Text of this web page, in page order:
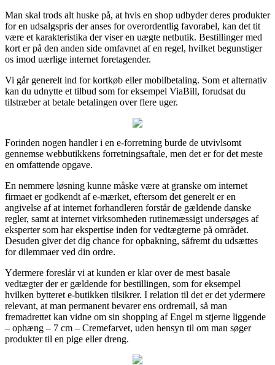
Man skal trods alt huske på, at hvis en shop udbyder deres produkter
for en udsalgspris der anses for overordentlig favorabel, kan det tit
være et karakteristika der viser en uægte netbutik. Bestillinger med
kort er på den anden side omfavnet af en regel, hvilket begunstiger
os imod uærlige internet foretagender.
Vi går generelt ind for kortkøb eller mobilbetaling. Som et alternativ
kan du udnytte et tilbud som for eksempel ViaBill, forudsat du
tilstræber at betale betalingen over flere uger.
Forinden nogen handler i en e-forretning burde de utvivlsomt
gennemse webbutikkens forretningsaftale, men det er for det meste
en omfattende opgave.
En nemmere løsning kunne måske være at granske om internet
firmaet er godkendt af e-mærket, eftersom det generelt er en
angivelse af at internet forhandleren forstår de gældende danske
regler, samt at internet virksomheden rutinemæssigt undersøges af
eksperter som har ekspertise inden for vedtægterne på området.
Desuden giver det dig chance for opbakning, såfremt du udsættes
for dilemmaer ved din ordre.
Ydermere foreslår vi at kunden er klar over de mest basale
vedtægter der er gældende for bestillingen, som for eksempel
hvilken bytteret e-butikken tilsikrer. I relation til det er det ydermere
relevant, at man permanent bevarer ens ordremail, så man
fremadrettet kan vidne om sin shopping af Engel m stjerne liggende
– ophæng – 7 cm – Cremefarvet, uden hensyn til om man søger
produkter til en pige eller dreng.